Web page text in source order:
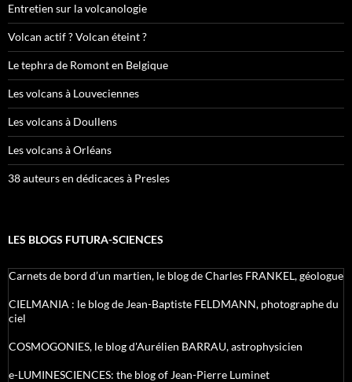
Entretien sur la volcanologie
Volcan actif ? Volcan éteint ?
Le tephra de Romont en Belgique
Les volcans à Louveciennes
Les volcans à Doullens
Les volcans à Orléans
38 auteurs en dédicaces à Presles
LES BLOGS FUTURA-SCIENCES
Carnets de bord d’un martien, le blog de Charles FRANKEL, géologue
CIELMANIA : le blog de Jean-Baptiste FELDMANN, photographe du
ciel
COSMOGONIES, le blog d'Aurélien BARRAU, astrophysicien
e-LUMINESCIENCES: the blog of Jean-Pierre Luminet